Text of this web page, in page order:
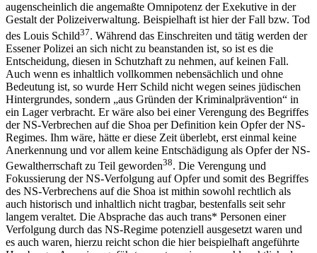
augenscheinlich die angemaßte Omnipotenz der Exekutive in der
Gestalt der Polizeiverwaltung. Beispielhaft ist hier der Fall bzw. Tod
des Louis Schild37. Während das Einschreiten und tätig werden der
Essener Polizei an sich nicht zu beanstanden ist, so ist es die
Entscheidung, diesen in Schutzhaft zu nehmen, auf keinen Fall.
Auch wenn es inhaltlich vollkommen nebensächlich und ohne
Bedeutung ist, so wurde Herr Schild nicht wegen seines jüdischen
Hintergrundes, sondern „aus Gründen der Kriminalprävention“ in
ein Lager verbracht. Er wäre also bei einer Verengung des Begriffes
der NS-Verbrechen auf die Shoa per Definition kein Opfer der NS-
Regimes. Ihm wäre, hätte er diese Zeit überlebt, erst einmal keine
Anerkennung und vor allem keine Entschädigung als Opfer der NS-
Gewaltherrschaft zu Teil geworden38. Die Verengung und
Fokussierung der NS-Verfolgung auf Opfer und somit des Begriffes
des NS-Verbrechens auf die Shoa ist mithin sowohl rechtlich als
auch historisch und inhaltlich nicht tragbar, bestenfalls seit sehr
langem veraltet. Die Absprache das auch trans* Personen einer
Verfolgung durch das NS-Regime potenziell ausgesetzt waren und
es auch waren, hierzu reicht schon die hier beispielhaft angeführte